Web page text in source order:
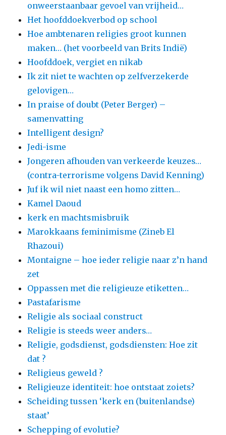
onweerstaanbaar gevoel van vrijheid…
Het hoofddoekverbod op school
Hoe ambtenaren religies groot kunnen
maken… (het voorbeeld van Brits Indië)
Hoofddoek, vergiet en nikab
Ik zit niet te wachten op zelfverzekerde
gelovigen…
In praise of doubt (Peter Berger) –
samenvatting
Intelligent design?
Jedi-isme
Jongeren afhouden van verkeerde keuzes…
(contra-terrorisme volgens David Kenning)
Juf ik wil niet naast een homo zitten…
Kamel Daoud
kerk en machtsmisbruik
Marokkaans feminimisme (Zineb El
Rhazoui)
Montaigne – hoe ieder religie naar z’n hand
zet
Oppassen met die religieuze etiketten…
Pastafarisme
Religie als sociaal construct
Religie is steeds weer anders…
Religie, godsdienst, godsdiensten: Hoe zit
dat ?
Religieus geweld ?
Religieuze identiteit: hoe ontstaat zoiets?
Scheiding tussen ‘kerk en (buitenlandse)
staat’
Schepping of evolutie?